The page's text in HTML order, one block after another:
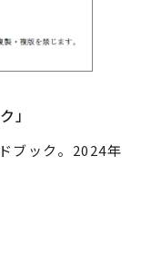
」
ブック。2024年